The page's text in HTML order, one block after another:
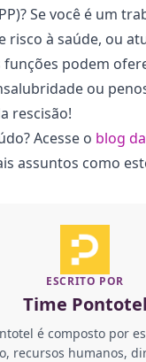
Se você é um
risco à saúde, ou
funções podem
ou
rescisão!
Acesse o blog
assuntos como
ESCRITO POR
Time Pontotel
é composto por
recursos humanos,